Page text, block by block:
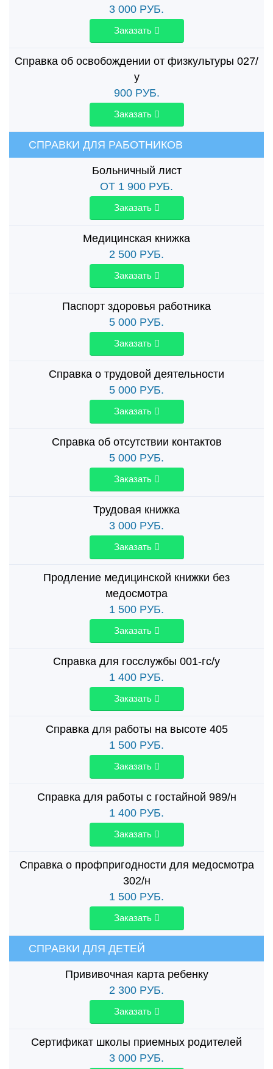
3 000 РУБ.
Заказать
Справка об освобождении от физкультуры 027/
у
900РУБ.
Заказать
СПРАВКИ ДЛЯ РАБОТНИКОВ
Больничный лист
ОТ 1 900 РУБ.
Заказать
Медицинская книжка
2 500 РУБ.
Заказать
Паспорт здоровья работника
5 000 РУБ.
Заказать
Справка о трудовой деятельности
5 000 РУБ.
Заказать
Справка об отсутствии контактов
5 000 РУБ.
Заказать
Трудовая книжка
3 000 РУБ.
Заказать
Продление медицинской книжки без
медосмотра
1 500 РУБ.
Заказать
Справка для госслужбы 001-гс/у
1 400 РУБ.
Заказать
Справка для работы на высоте 405
1 500 РУБ.
Заказать
Справка для работы с гостайной 989/н
1 400 РУБ.
Заказать
Справка о профпригодности для медосмотра
302/н
1 500 РУБ.
Заказать
СПРАВКИ ДЛЯ ДЕТЕЙ
Прививочная карта ребенку
2 300 РУБ.
Заказать
Сертификат школы приемных родителей
3 000 РУБ.